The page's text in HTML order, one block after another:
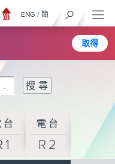
取得
ENG / 簡
台 電台
R2